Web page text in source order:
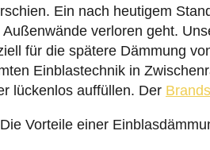
Ein nach heutigem
verloren geht.
für die spätere Dämmung
Einblastechnik in
lückenlos auffüllen. Der
Vorteile einer